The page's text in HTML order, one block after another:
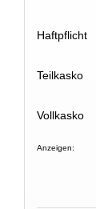
Haftpflicht
Teilkasko
Vollkasko
Anzeigen: